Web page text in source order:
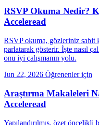
RSVP Okuma Nedir?
Acceleread
RSVP okuma, gözleriniz sabit
parlatarak gösterir. İşte nasıl
onu iyi çalışmanın yolu.
Jun 22, 2026 Öğrenenler için
Araştırma Makaleleri
Acceleread
Yapılandırılmış, özet